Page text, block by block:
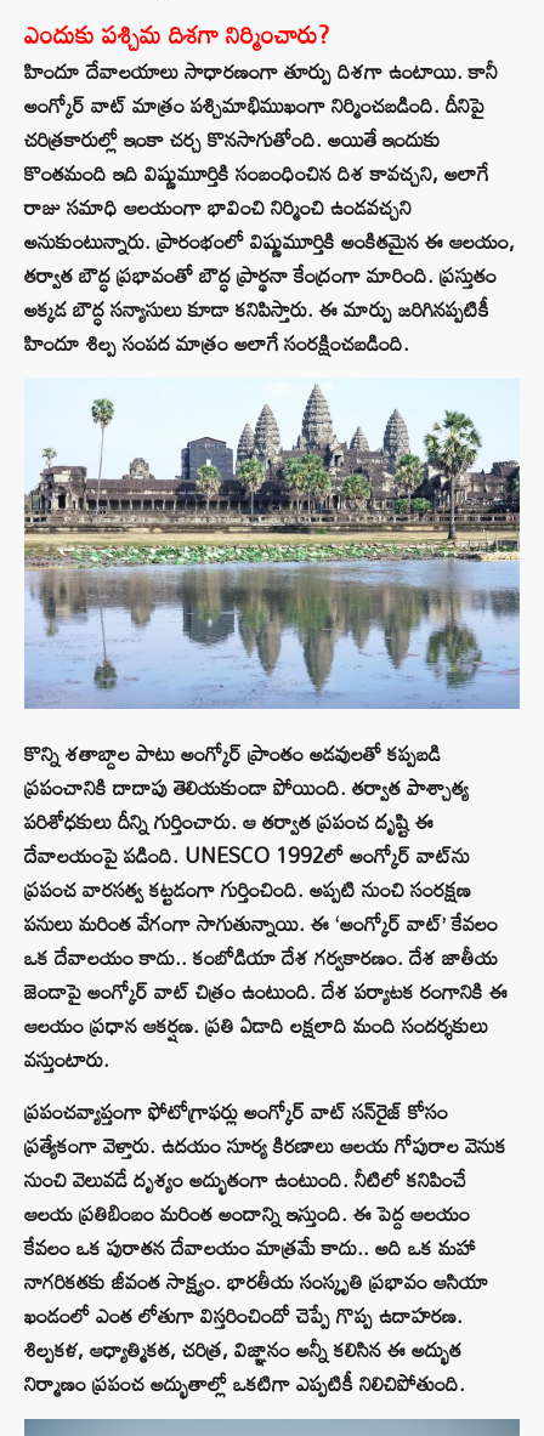
ఎందుకు పశ్చిమ దిశగా నిర్మించారు?
హిందూ దేవాలయాలు సాధారణంగా తూర్పు దిశగా ఉంటాయి. కానీ
అంగ్కోర్ వాట్ మాత్రం పశ్చిమాభిముఖంగా నిర్మించబడింది. దీనిపై
చరిత్రకారుల్లో ఇంకా చర్చ కొనసాగుతోంది. అయితే ఇందుకు
కొంతమంది ఇది విష్ణుమూర్తికి సంబంధించిన దిశ కావచ్చని, అలాగే
రాజు సమాధి ఆలయంగా భావించి నిర్మించి ఉండవచ్చని
అనుకుంటున్నారు. ప్రారంభంలో విష్ణుమూర్తికి అంకితమైన ఈ ఆలయం,
తర్వాత బౌద్ధ ప్రభావంతో బౌద్ధ ప్రార్థనా కేంద్రంగా మారింది. ప్రస్తుతం
అక్కడ బౌద్ధ సన్యాసులు కూడా కనిపిస్తారు. ఈ మార్పు జరిగినప్పటికీ
హిందూ శిల్ప సంపద మాత్రం అలాగే సంరక్షించబడింది.
కొన్ని శతాబ్దాల పాటు అంగ్కోర్ ప్రాంతం అడవులతో కప్పబడి
ప్రపంచానికి దాదాపు తెలియకుండా పోయింది. తర్వాత పాశ్చాత్య
పరిశోధకులు దీన్ని గుర్తించారు. ఆ తర్వాత ప్రపంచ దృష్టి ఈ
దేవాలయంపై పడింది. UNESCO 1992లో అంగ్కోర్ వాట్‌ను
ప్రపంచ వారసత్వ కట్టడంగా గుర్తించింది. అప్పటి నుంచి సంరక్షణ
పనులు మరింత వేగంగా సాగుతున్నాయి. ఈ ‘అంగ్కోర్ వాట్’ కేవలం
ఒక దేవాలయం కాదు.. కంబోడియా దేశ గర్వకారణం. దేశ జాతీయ
జెండాపై అంగ్కోర్ వాట్ చిత్రం ఉంటుంది. దేశ పర్యాటక రంగానికి ఈ
ఆలయం ప్రధాన ఆకర్షణ. ప్రతి ఏడాది లక్షలాది మంది సందర్శకులు
వస్తుంటారు.
ప్రపంచవ్యాప్తంగా ఫోటోగ్రాఫర్లు అంగ్కోర్ వాట్ సన్‌రైజ్ కోసం
ప్రత్యేకంగా వెళ్తారు. ఉదయం సూర్య కిరణాలు ఆలయ గోపురాల వెనుక
నుంచి వెలువడే దృశ్యం అద్భుతంగా ఉంటుంది. నీటిలో కనిపించే
ఆలయ ప్రతిబింబం మరింత అందాన్ని ఇస్తుంది. ఈ పెద్ద ఆలయం
కేవలం ఒక పురాతన దేవాలయం మాత్రమే కాదు.. అది ఒక మహా
నాగరికతకు జీవంత సాక్ష్యం. భారతీయ సంస్కృతి ప్రభావం ఆసియా
ఖండంలో ఎంత లోతుగా విస్తరించిందో చెప్పే గొప్ప ఉదాహరణ.
శిల్పకళ, ఆధ్యాత్మికత, చరిత్ర, విజ్ఞానం అన్నీ కలిసిన ఈ అద్భుత
నిర్మాణం ప్రపంచ అద్భుతాల్లో ఒకటిగా ఎప్పటికీ నిలిచిపోతుంది.